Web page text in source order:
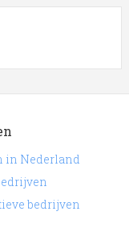
in Nederland
bedrijven